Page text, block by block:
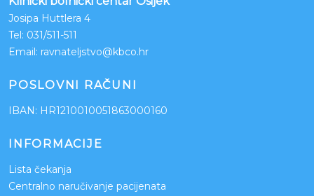
Josipa Huttlera 4
Tel: 031/511-511
Email: ravnateljstvo@kbco.hr
POSLOVNI RAČUNI
IBAN: HR1210010051863000160
INFORMACIJE
Lista čekanja
Centralno naručivanje pacijenata